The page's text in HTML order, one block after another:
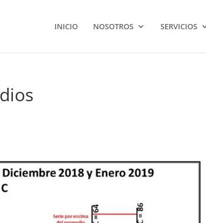
INICIO NOSOTROS SERVICIOS